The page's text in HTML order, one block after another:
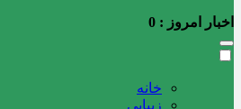
اخبار امروز : 0
خانه
زیبایی